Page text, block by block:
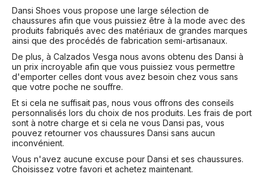
Dansi Shoes vous propose une large sélection de
chaussures afin que vous puissiez être à la mode avec des
produits fabriqués avec des matériaux de grandes marques
ainsi que des procédés de fabrication semi-artisanaux.
De plus, à Calzados Vesga nous avons obtenu des Dansi à
un prix incroyable afin que vous puissiez vous permettre
d'emporter celles dont vous avez besoin chez vous sans
que votre poche ne souffre.
Et si cela ne suffisait pas, nous vous offrons des conseils
personnalisés lors du choix de nos produits. Les frais de port
sont à notre charge et si cela ne vous Dansi pas, vous
pouvez retourner vos chaussures Dansi sans aucun
inconvénient.
Vous n'avez aucune excuse pour Dansi et ses chaussures.
Choisissez votre favori et achetez maintenant.